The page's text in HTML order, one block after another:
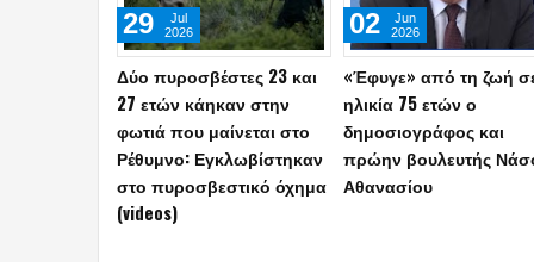
Αμπελόκηποι: CEO
γνωστής εταιρείας είχε τα
κατσίκια και τις κότες σε
ταράτσα 16ου ορόφου
(video)
01
Apr
2026
Τραγωδία με νεκρούς
τραυματίες στην Εγνατία
Οδό
28
Mar
2026